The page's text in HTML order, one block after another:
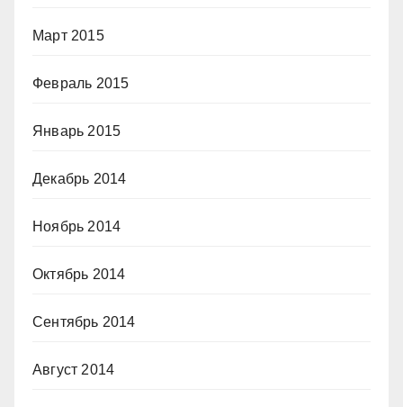
Март 2015
Февраль 2015
Январь 2015
Декабрь 2014
Ноябрь 2014
Октябрь 2014
Сентябрь 2014
Август 2014